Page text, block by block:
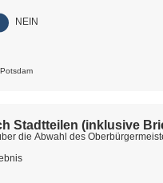
NEIN
Stadtteilen (inklusive
die Abwahl des